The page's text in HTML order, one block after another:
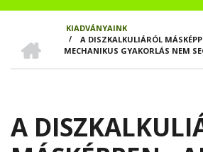
MORZSA
KIADVÁNYAINK
/
A DISZKALKULIÁRÓL
MECHANIKUS GYAKORLÁS NEM
A